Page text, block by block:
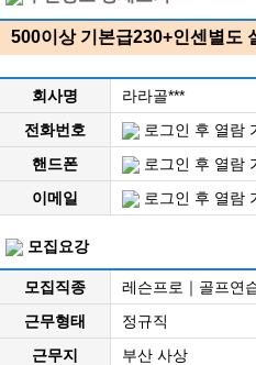
500이상 기본급230+인센별도
회사명
라라골***
전화번호
로그인 후 열람
핸드폰
로그인 후 열람
이메일
로그인 후 열람
모집요강
모집직종
레슨프로｜골프연
근무형태
정규직
근무지
부산 사상